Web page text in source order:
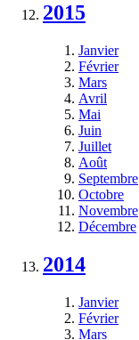
2015
Janvier
Février
Mars
Avril
Mai
Juin
Juillet
Août
Septembre
Octobre
Novembre
Décembre
2014
Janvier
Février
Mars